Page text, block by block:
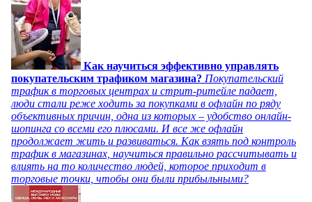
Как научиться эффективно управлять
покупательским трафиком магазина? Покупательский
трафик в торговых центрах и стрит-ритейле падает,
люди стали реже ходить за покупками в офлайн по ряду
объективных причин, одна из которых – удобство онлайн-
шопинга со всеми его плюсами. И все же офлайн
продолжает жить и развиваться. Как взять под контроль
трафик в магазинах, научиться правильно рассчитывать и
влиять на то количество людей, которое приходит в
торговые точки, чтобы они были прибыльными?